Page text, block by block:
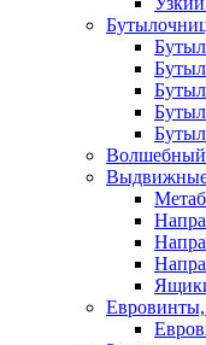
Волшебный
Выдвижные